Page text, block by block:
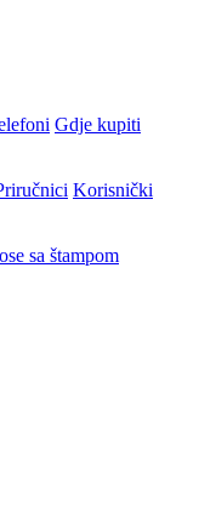
Gdje kupiti
Korisnički
sa štampom